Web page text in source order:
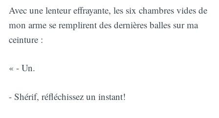
Avec une lenteur effrayante, les six chambres vides de
mon arme se remplirent des dernières balles sur ma
ceinture :
« - Un.
- Shérif, réfléchissez un instant!